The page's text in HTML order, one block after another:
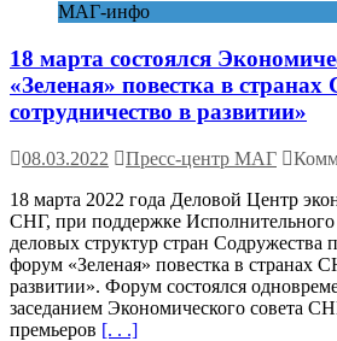
МАГ-инфо
18 марта состоялся
«Зеленая» повестка в
сотрудничество в развитии»
08.03.2022 Пресс-центр МАГ
18 марта 2022 года Деловой Центр
СНГ, при поддержке
деловых структур стран Содружества
форум «Зеленая» повестка в странах
развитии». Форум состоялся
заседанием Экономического совета
премьеров [. . .]